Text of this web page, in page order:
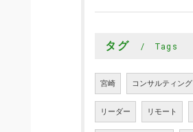
タグ Tags
宮崎 コンサルティング
リーダー リモート